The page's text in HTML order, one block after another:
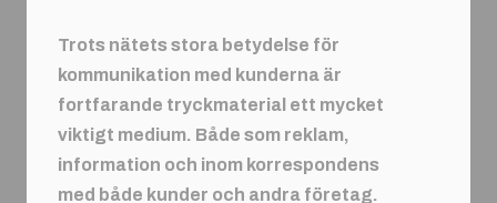
Trots nätets stora betydelse för
kommunikation med kunderna är
fortfarande tryckmaterial ett mycket
viktigt medium. Både som reklam,
information och inom korrespondens
med både kunder och andra företag.